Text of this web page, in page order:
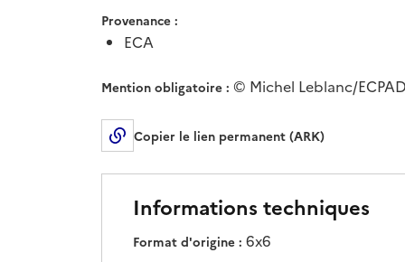
Provenance
ECA
Mention obligatoire © Michel Leblanc/
Copier le lien permanent (ARK)
Informations techniques
Format d'origine 6x6